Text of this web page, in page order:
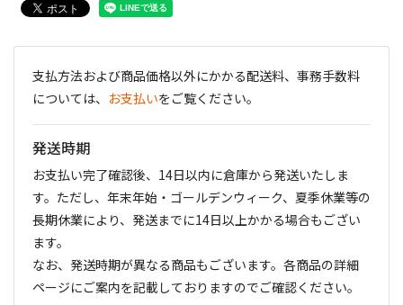
支払方法および商品価格以外にかかる配送料、事務手数料
については、 お支払いをご覧ください。
発送時期
お支払い完了確認後、14日以内に倉庫から発送いたしま
す。ただし、年末年始・ゴールデンウィーク、夏季休業等の
長期休業により、発送までに14日以上かかる場合もござい
ます。
なお、発送時期が異なる商品もございます。各商品の詳細
ページにご案内を記載しておりますのでご確認ください。